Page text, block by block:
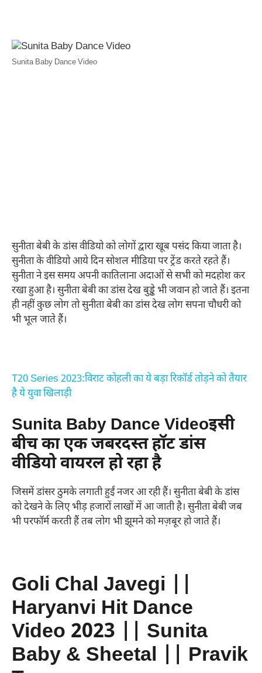
Sunita Baby Dance Video
सुनीता बेबी के डांस वीडियो को लोगों द्वारा खूब पसंद किया जाता है।
सुनीता के वीडियो आये दिन सोशल मीडिया पर ट्रेंड करते रहते हैं।
सुनीता ने इस समय अपनी कातिलाना अदाओं से सभी को मदहोश कर
रखा हुआ है। सुनीता बेबी का डांस देख बुड्ढे भी जवान हो जाते हैं। इतना
ही नहीं कुछ लोग तो सुनीता बेबी का डांस देख लोग सपना चौधरी को
भी भूल जाते हैं।
T20 Series 2023:विराट कोहली का ये बड़ा रिकॉर्ड तोड़ने को तैयार
है ये युवा खिलाड़ी
Sunita Baby Dance Videoइसी
बीच का एक जबरदस्त हॉट डांस
वीडियो वायरल हो रहा है
जिसमें डांसर ठुमके लगाती हुईं नजर आ रही हैं। सुनीता बेबी के डांस
को देखने के लिए भीड़ हजारों लाखों में आ जाती है। सुनीता बेबी जब
भी परफॉर्म करती हैं तब लोग भी झूमने को मज़बूर हो जाते हैं।
Goli Chal Javegi ||
Haryanvi Hit Dance
Video 2023 || Sunita
Baby & Sheetal || Pravik